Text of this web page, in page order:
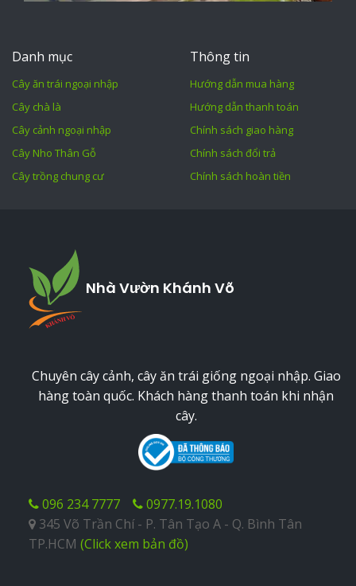
Danh mục
Cây ăn trái ngoại nhập
Cây chà là
Cây cảnh ngoại nhập
Cây Nho Thân Gỗ
Cây trồng chung cư
Thông tin
Hướng dẫn mua hàng
Hướng dẫn thanh toán
Chính sách giao hàng
Chính sách đổi trả
Chính sách hoàn tiền
Nhà Vườn Khánh Võ
Chuyên cây cảnh, cây ăn trái giống ngoại nhập. Giao
hàng toàn quốc. Khách hàng thanh toán khi nhận
cây.
096 234 7777
0977.19.1080
345 Võ Trần Chí - P. Tân Tạo A - Q. Bình Tân
TP.HCM (Click xem bản đồ)